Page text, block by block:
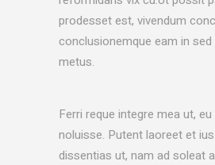
prodesset est, vivendum
conclusionemque eam in sed
metus.
Ferri reque integre mea ut,
noluisse. Putent laoreet et
dissentias ut, nam ad soleat